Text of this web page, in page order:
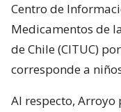
Centro de
Medicamentos de
de Chile (CITUC)
corresponde a
Al respecto,